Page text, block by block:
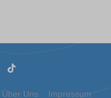
Über Uns Impressum